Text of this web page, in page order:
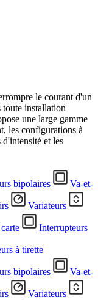
le courant d'un
toute installation
une large gamme
les configurations à
et les
bipolaires Va-et-
Variateurs
Interrupteurs
à tirette
bipolaires Va-et-
Variateurs